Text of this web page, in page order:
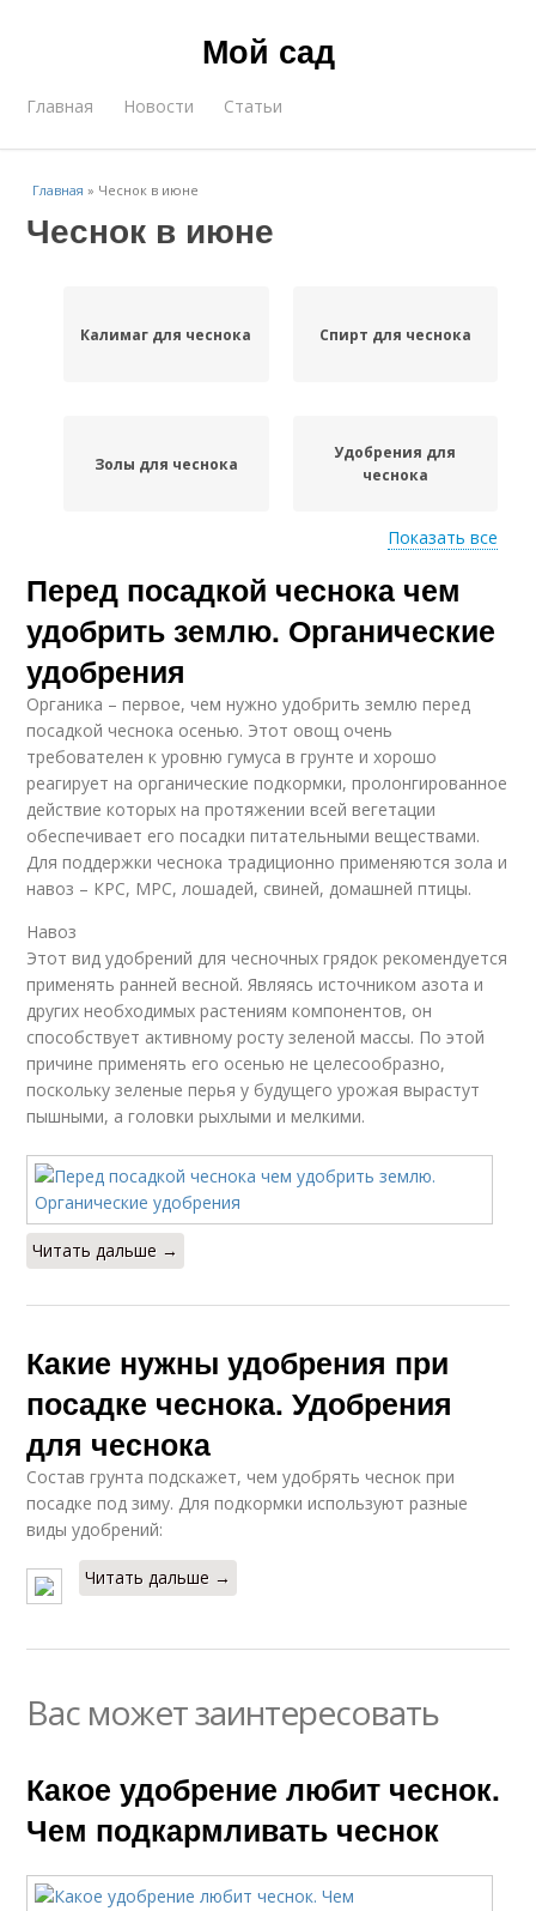
Мой сад
Главная Новости Статьи
Главная » Чеснок в июне
Чеснок в июне
Калимаг для чеснока Спирт для чеснока
Золы для чеснока
Удобрения для
чеснока
Удобрение для
чеснока
Показать все
Перед посадкой чеснока чем
удобрить землю. Органические
удобрения
Органика – первое, чем нужно удобрить землю перед
посадкой чеснока осенью. Этот овощ очень
требователен к уровню гумуса в грунте и хорошо
реагирует на органические подкормки, пролонгированное
действие которых на протяжении всей вегетации
обеспечивает его посадки питательными веществами.
Для поддержки чеснока традиционно применяются зола и
навоз – КРС, МРС, лошадей, свиней, домашней птицы.
Навоз
Этот вид удобрений для чесночных грядок рекомендуется
применять ранней весной. Являясь источником азота и
других необходимых растениям компонентов, он
способствует активному росту зеленой массы. По этой
причине применять его осенью не целесообразно,
поскольку зеленые перья у будущего урожая вырастут
пышными, а головки рыхлыми и мелкими.
Читать дальше →
Какие нужны удобрения при
посадке чеснока. Удобрения
для чеснока
Состав грунта подскажет, чем удобрять чеснок при
посадке под зиму. Для подкормки используют разные
виды удобрений:
Читать дальше →
Вас может заинтересовать
Какое удобрение любит чеснок.
Чем подкармливать чеснок